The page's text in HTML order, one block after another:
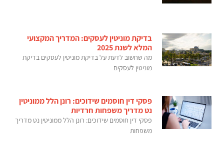
בדיקת מוניטין לעסקים: המדריך המקצועי
המלא לשנת 2025
מה שחשוב לדעת על בדיקת מוניטין לעסקים בדיקת
מוניטין לעסקים
פסקי דין חוסמים שידוכים: רונן הלל ממוניטין
נט מדריך משפחות חרדיות
פסקי דין חוסמים שידוכים: רונן הלל ממוניטין נט מדריך
משפחות